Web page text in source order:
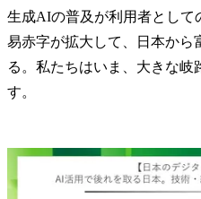
生成AIの普及が利用者として
易赤字が拡大して、日本から
る。私たちはいま、大きな岐
す。